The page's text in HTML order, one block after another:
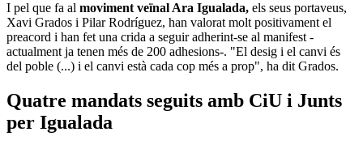
I pel que fa al moviment veïnal Ara Igualada, els seus portaveus,
Xavi Grados i Pilar Rodríguez, han valorat molt positivament el
preacord i han fet una crida a seguir adherint-se al manifest -
actualment ja tenen més de 200 adhesions-. "El desig i el canvi és
del poble (...) i el canvi està cada cop més a prop", ha dit Grados.
Quatre mandats seguits amb CiU i Junts
per Igualada